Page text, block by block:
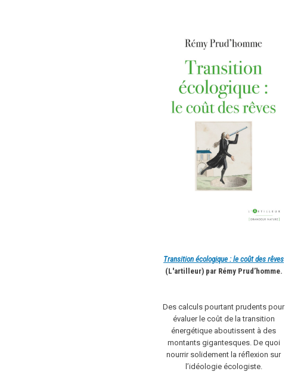
Transition écologique : le coût des rêves
(L'artilleur) par Rémy Prud’homme.
Des calculs pourtant prudents pour
évaluer le coût de la transition
énergétique aboutissent à des
montants gigantesques. De quoi
nourrir solidement la réflexion sur
l’idéologie écologiste.